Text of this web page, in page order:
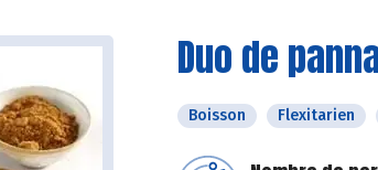
Duo de
Boisson Flexitarien